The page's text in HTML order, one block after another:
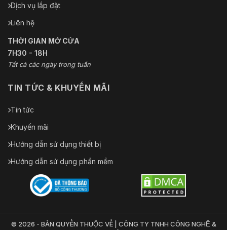
Dịch vụ lắp đặt
Liên hệ
THỜI GIAN MỞ CỬA
7H30 - 18H
Tất cả các ngày trong tuần
TIN TỨC & KHUYẾN MÃI
Tin tức
Khuyến mãi
Hướng dẫn sử dụng thiết bị
Hướng dẫn sử dụng phần mềm
© 2026 - BẢN QUYỀN THUỘC VỀ | CÔNG TY TNHH CÔNG NGHỆ &